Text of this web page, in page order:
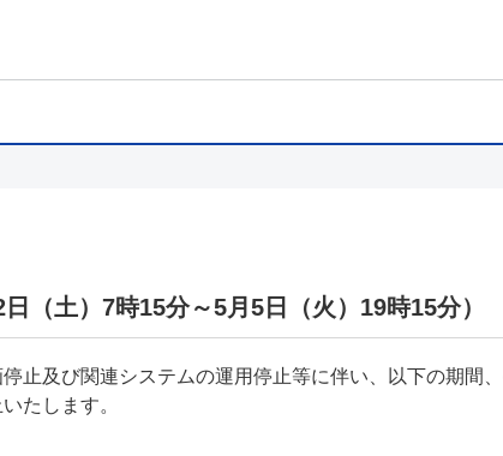
（土）7時15分～5月5日（火）19時15分）
止及び関連システムの運用停止等に伴い、以下の期間
たします。